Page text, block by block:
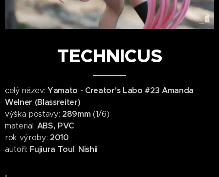
TECHNICUS
celý název:Yamato - Creator's Labo #23 Amanda
Welner (Blassreiter)
výška postavy: 289mm (1/6)
material: ABS, PVC
rok výroby: 2010
autoři: Fujiura Toul, Nishii